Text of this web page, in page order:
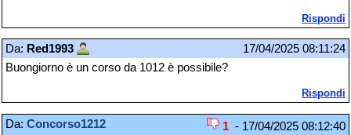
Rispondi
Da: Red1993
17/04/2025 08:11:24
Buongiorno è un corso da 1012 è possibile?
Rispondi
Da: Concorso1212 1 - 17/04/2025 08:12:40